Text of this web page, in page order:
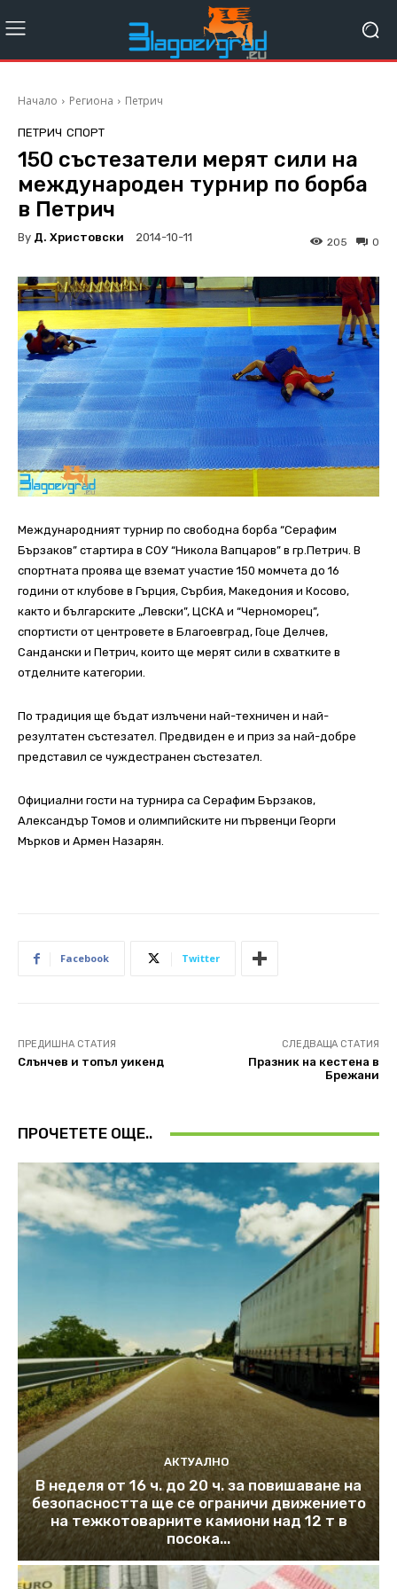
Начало Региона Петрич
ПЕТРИЧ СПОРТ
150 състезатели мерят сили на
международен турнир по борба
в Петрич
By Д. Христовски 2014-10-11 0
205
Международният турнир по свободна борба “Серафим
Бързаков” стартира в СОУ “Никола Вапцаров” в гр.Петрич. В
спортната проява ще вземат участие 150 момчета до 16
години от клубове в Гърция, Сърбия, Македония и Косово,
както и българските „Левски”, ЦСКА и “Черноморец”,
спортисти от центровете в Благоевград, Гоце Делчев,
Сандански и Петрич, които ще мерят сили в схватките в
отделните категории.
По традиция ще бъдат излъчени най-техничен и най-
резултатен състезател. Предвиден е и приз за най-добре
представил се чуждестранен състезател.
Официални гости на турнира са Серафим Бързаков,
Александър Томов и олимпийските ни първенци Георги
Мърков и Армен Назарян.
Facebook Twitter
ПРЕДИШНА СТАТИЯ
Слънчев и топъл уикенд
СЛЕДВАЩА СТАТИЯ
Празник на кестена в
Брежани
ПРОЧЕТЕТЕ ОЩЕ..
АКТУАЛНО
В неделя от 16 ч. до 20 ч. за повишаване на
безопасността ще се ограничи движението
на тежкотоварните камиони над 12 т в
посока...